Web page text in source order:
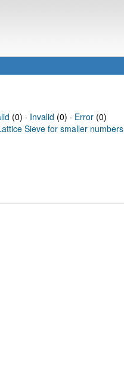
(0) · Invalid (0) · Error(0)
Sieve for smaller numbers